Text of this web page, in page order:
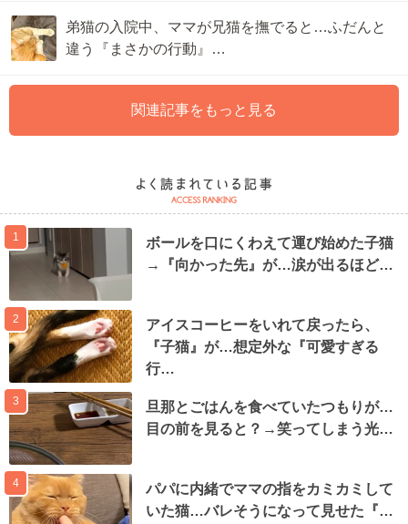
弟猫の入院中、ママが兄猫を撫でると…ふだんと
違う『まさかの行動』…
関連記事をもっと見る
1
ボールを口にくわえて運び始めた子猫
→『向かった先』が…涙が出るほど…
2
アイスコーヒーをいれて戻ったら、
『子猫』が…想定外な『可愛すぎる
行…
3
旦那とごはんを食べていたつもりが…
目の前を見ると？→笑ってしまう光…
4
パパに内緒でママの指をカミカミして
いた猫…バレそうになって見せた『…